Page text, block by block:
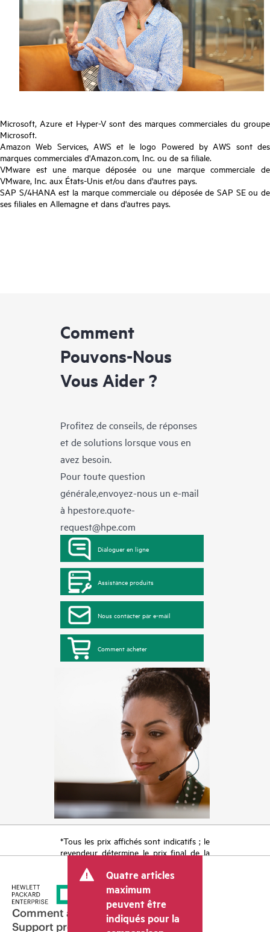
Microsoft, Azure et Hyper-V sont des marques commerciales du groupe
Microsoft.
Amazon Web Services, AWS et le logo Powered by AWS sont des
marques commerciales d'Amazon.com, Inc. ou de sa filiale.
VMware est une marque déposée ou une marque commerciale de
VMware, Inc. aux États-Unis et/ou dans d'autres pays.
SAP S/4HANA est la marque commerciale ou déposée de SAP SE ou de
ses filiales en Allemagne et dans d'autres pays.
Comment
Pouvons-Nous
Vous Aider ?
Profitez de conseils, de réponses
et de solutions lorsque vous en
avez besoin.
Pour toute question
générale,envoyez-nous un e-mail
à hpestore.quote-
request@hpe.com
Dialoguer en ligne
Assistance produits
Nous contacter par e-mail
Comment acheter
*Tous les prix affichés sont indicatifs ; le
revendeur détermine le prix final de la
tels que la TVA ou les taxes sur la vente
et les frais d’expédition. Le prix de la
transaction déterminé par le revendeur
peut varier par rapport à d’autres
revendeurs et au prix indicatif affiché.
Quatre articles
maximum
peuvent être
indiqués pour la
Comment acheter
Support produit